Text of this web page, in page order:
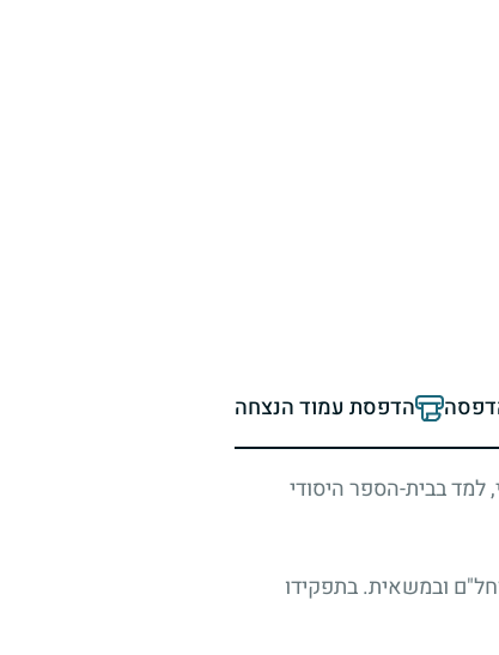
הדפסת עמוד הנצחה
למד בבית-הספר היסודי
ובמשאית. בתפקידו